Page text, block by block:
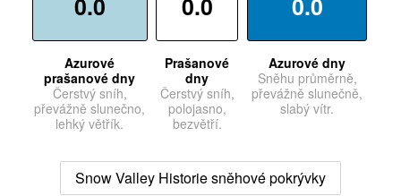
Azurové
prašanové dny
Čerstvý sníh,
převážně slunečno,
lehký větřík.
Prašanové
dny
Čerstvý sníh,
polojasno,
bezvětří.
Azurové dny
Sněhu průměrně,
převážně slunečně,
slabý vítr.
Snow Valley Historie sněhové pokrývky